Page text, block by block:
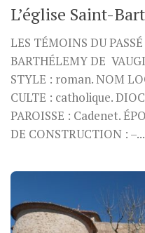
L’église Saint-
LES TÉMOINS DU
BARTHÉLEMY DE
STYLE : roman. NOM
CULTE : catholique.
PAROISSE : Cadenet.
DE CONSTRUCTION : –...